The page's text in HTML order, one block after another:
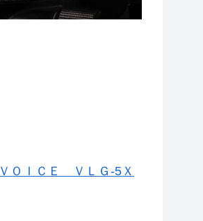
ＶＯＩＣＥ ＶＬＧ-5Ｘ